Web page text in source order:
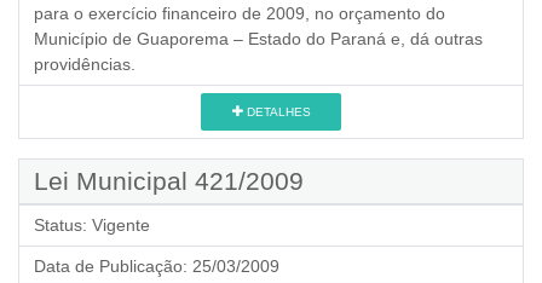
para o exercício financeiro de 2009, no orçamento do
Município de Guaporema – Estado do Paraná e, dá outras
providências.
DETALHES
Lei Municipal 421/2009
Status: Vigente
Data de Publicação: 25/03/2009